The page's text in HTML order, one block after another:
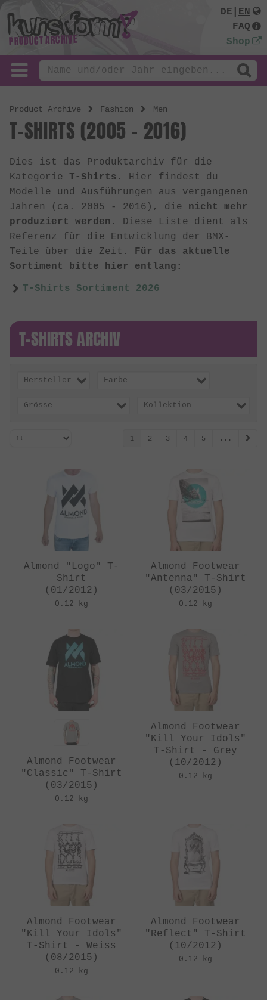
PRODUCT ARCHIVE
DE
EN
FAQ
Shop
Product Archive Fashion Men
T-SHIRTS (2005 - 2016)
Dies ist das Produktarchiv für die
Kategorie T-Shirts . Hier findest du
Modelle und Ausführungen aus vergangenen
Jahren (ca. 2005 - 2016), die nicht mehr
produziert werden . Diese Liste dient als
Referenz für die Entwicklung der BMX-
Teile über die Zeit. Für das aktuelle
Sortiment bitte hier entlang:
T-Shirts Sortiment 2026
T-SHIRTS ARCHIV
Hersteller Farbe
Grösse Kollektion
1 2 3 4 5 ...
Almond "Logo" T-
Shirt
(01/2012)
0.12 kg
Almond Footwear
"Antenna" T-Shirt
(03/2015)
0.12 kg
Almond Footwear
"Classic" T-Shirt
(03/2015)
0.12 kg
Almond Footwear
"Kill Your Idols"
T-Shirt - Grey
(10/2012)
0.12 kg
Almond Footwear
"Kill Your Idols"
T-Shirt - Weiss
(08/2015)
0.12 kg
Almond Footwear
"Reflect" T-Shirt
(10/2012)
0.12 kg